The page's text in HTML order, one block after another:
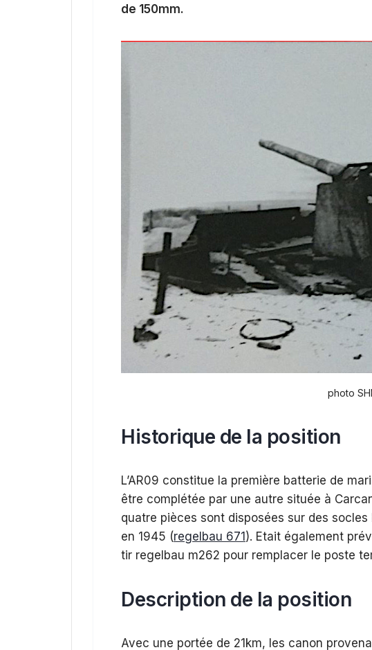
de 150mm.
photo
Historique de la position
L’AR09 constitue la première batterie de
être complétée par une autre située à
quatre pièces sont disposées sur des
en 1945 (regelbau 671 ). Etait également
tir regelbau m262 pour remplacer le poste
Description de la position
Avec une portée de 21km, les canon